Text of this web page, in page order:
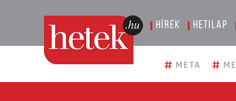
Hírek Hetilap
# META #